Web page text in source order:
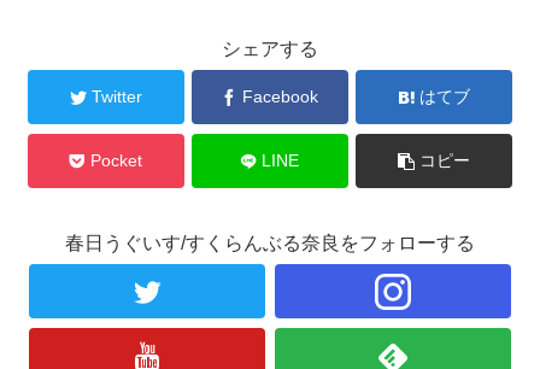
シェアする
Twitter Facebook はてブ
Pocket LINE コピー
春日うぐいす/すくらんぶる奈良をフォローする